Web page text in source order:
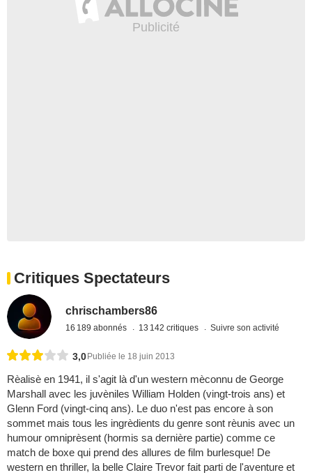
Critiques Spectateurs
chrischambers86
16 189 abonnés 13 142 critiques Suivre son activité
3,0 Publiée le 18 juin 2013
Rèalisè en 1941, il s'agit là d'un western mèconnu de George
Marshall avec les juvèniles William Holden (vingt-trois ans) et
Glenn Ford (vingt-cinq ans). Le duo n'est pas encore à son
sommet mais tous les ingrèdients du genre sont rèunis avec un
humour omniprèsent (hormis sa dernière partie) comme ce
match de boxe qui prend des allures de film burlesque! De
western en thriller, la belle Claire Trevor fait parti de l'aventure et